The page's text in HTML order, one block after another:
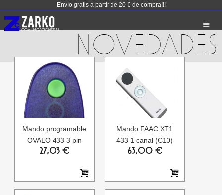
Envío gratis a partir de 20 € de compra!!!
NOVEDADES
Mando programable
OVALO 433 3 pin
27,03 €
Mando FAAC XT1
433 1 canal (C10)
63,00 €